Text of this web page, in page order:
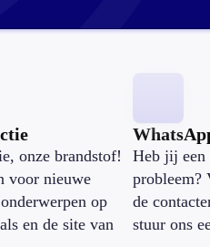
onze brandstof!
voor nieuwe
op
en de site van
Heb jij een
probleem?
de
stuur ons